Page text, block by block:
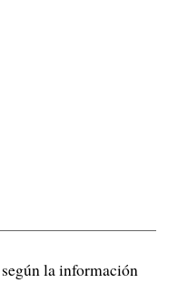
la información